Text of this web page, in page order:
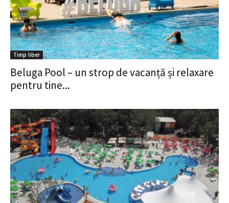
Timp liber
Beluga Pool – un strop de vacanță și relaxare
pentru tine...